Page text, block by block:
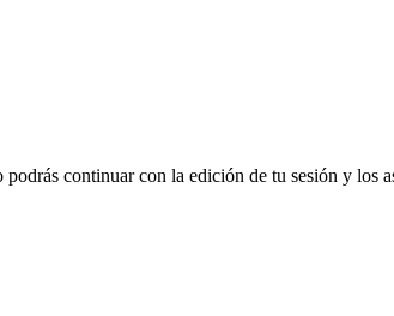
continuar con la edición de tu sesión y los